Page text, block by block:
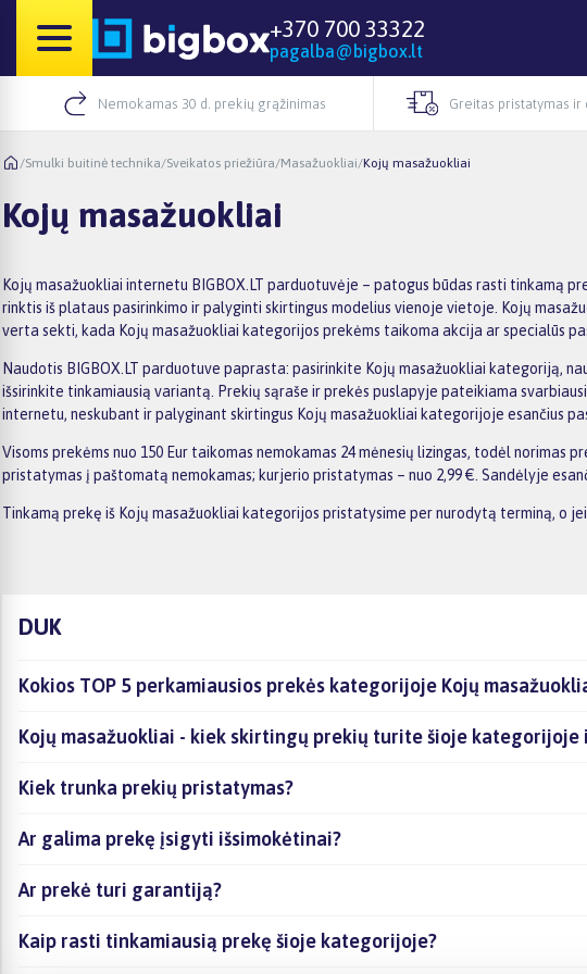
+370 700 33322
pagalba@bigbox.lt
Nemokamas 30 d. prekių grąžinimas Greitas pristatymas ir
/Smulki buitinė technika/Sveikatos priežiūra/Masažuokliai/Kojų masažuokliai
Kojų masažuokliai
Kojų masažuokliai internetu BIGBOX.LT parduotuvėje – patogus būdas rasti tinkamą
rinktis iš plataus pasirinkimo ir palyginti skirtingus modelius vienoje vietoje. Kojų
verta sekti, kada Kojų masažuokliai kategorijos prekėms taikoma akcija ar specialūs
Naudotis BIGBOX.LT parduotuve paprasta: pasirinkite Kojų masažuokliai kategoriją,
išsirinkite tinkamiausią variantą. Prekių sąraše ir prekės puslapyje pateikiama
internetu, neskubant ir palyginant skirtingus Kojų masažuokliai kategorijoje esančius
Visoms prekėms nuo 150 Eur taikomas nemokamas 24 mėnesių lizingas, todėl
pristatymas į paštomatą nemokamas; kurjerio pristatymas – nuo 2,99 €. Sandėlyje
Tinkamą prekę iš Kojų masažuokliai kategorijos pristatysime per nurodytą terminą, o
DUK
Kokios TOP 5 perkamiausios prekės kategorijoje Kojų
Kojų masažuokliai - kiek skirtingų prekių turite šioje kategorijoje
Kiek trunka prekių pristatymas?
Ar galima prekę įsigyti išsimokėtinai?
Ar prekė turi garantiją?
Kaip rasti tinkamiausią prekę šioje kategorijoje?